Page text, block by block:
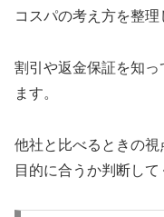
コスパの考え方を整理
割引や返金保証を知
ます。
他社と比べるときの
目的に合うか判断して